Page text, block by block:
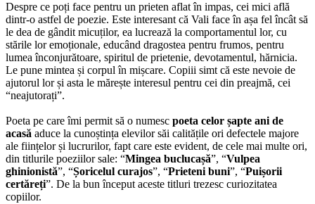
Despre ce poți face pentru un prieten aflat în impas, cei mici află
dintr-o astfel de poezie. Este interesant că Vali face în așa fel încât să
le dea de gândit micuților, ea lucrează la comportamentul lor, cu
stările lor emoționale, educând dragostea pentru frumos, pentru
lumea înconjurătoare, spiritul de prietenie, devotamentul, hărnicia.
Le pune mintea și corpul în mișcare. Copiii simt că este nevoie de
ajutorul lor și asta le mărește interesul pentru cei din preajmă, cei
“neajutorați”.
Poeta pe care îmi permit să o numesc poeta celor șapte ani de
acasă aduce la cunoștința elevilor săi calitățile ori defectele majore
ale ființelor și lucrurilor, fapt care este evident, de cele mai multe ori,
din titlurile poeziilor sale: “Mingea buclucașă”, “Vulpea
ghinionistă”, “Șoricelul curajos”, “Prieteni buni”, “Puișorii
certăreți”. De la bun început aceste titluri trezesc curiozitatea
copiilor.